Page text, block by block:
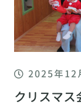
2025年12
クリスマス